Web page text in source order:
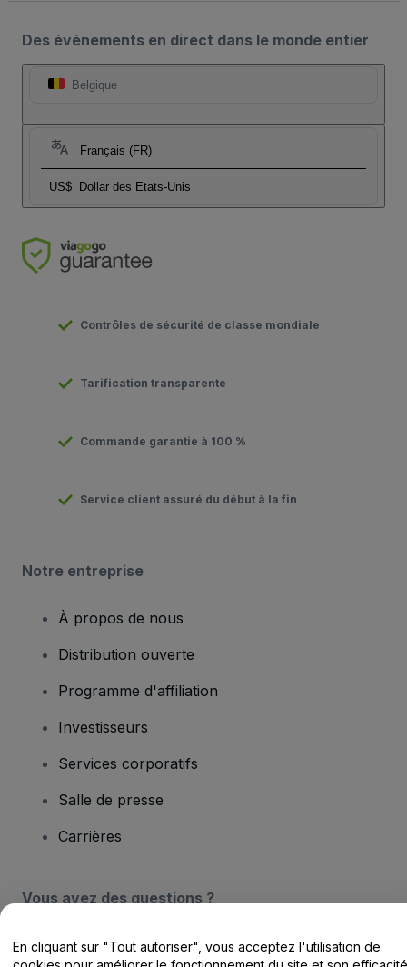
Des événements en direct dans le monde entier
Belgique
Français (FR)
US$ Dollar des Etats-Unis
Contrôles de sécurité de classe mondiale
Tarification transparente
Commande garantie à 100 %
Service client assuré du début à la fin
Notre entreprise
À propos de nous
Distribution ouverte
Programme d'affiliation
Investisseurs
Services corporatifs
Salle de presse
Carrières
Vous avez des questions ?
Centre d'assistance / Nous contacter
En cliquant sur "Tout autoriser", vous acceptez l'utilisation de